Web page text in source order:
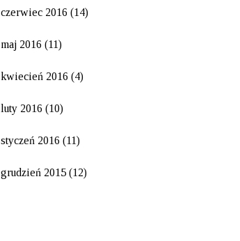
Piąte urodziny Leona
2016-06-10 20:22:39
czerwiec 2016 (14)
maj 2016 (11)
kwiecień 2016 (4)
luty 2016 (10)
styczeń 2016 (11)
grudzień 2015 (12)